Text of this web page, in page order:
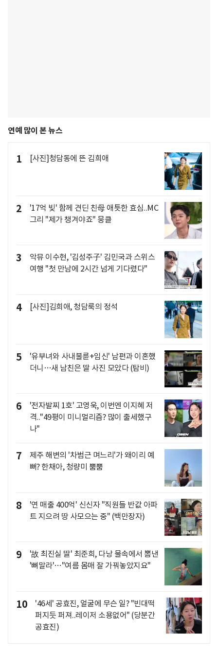
연예 많이 본 뉴스
1 [사진]청담동에 뜬 김희애
2
'17억 빚' 함께 견딘 친母 애틋한 효심..MC
그리 "제가 챙겨야죠" 뭉클
3
악뮤 이수현, '김성주子' 김민국과 스위스
여행 "첫 만남에 2시간 넘게 기다렸다"
4 [사진]김희애, 청담룩의 정석
5
'유부녀와 사내불륜+임신' 남편과 이혼했
더니…새 남친은 딸 사진 모았다 (탐비)
6
'전자발찌 1호' 고영욱, 이번엔 이지혜 저
격.."49평이 미니멀리즘? 많이 출세했구
나"
7
제주 해변의 '차범근 며느리'가 왜이리 예
뻐? 한채아, 청량미 뿜뿜
8
'연 매출 400억' 신신자 "직원들 반값 아파
트 지으려 땅 사모으는 중" (백만장자)
9
'故 최진실 딸' 최준희, 다낭 물속에서 뽐낸
'뼈말라'…"여름 몸매 잘 가꿔놓았지요"
10
'46세' 공효진, 얼굴에 무슨 일? "빈대떡
퍼지듯 퍼져..레이저 소용없어" (당분간
공효진)